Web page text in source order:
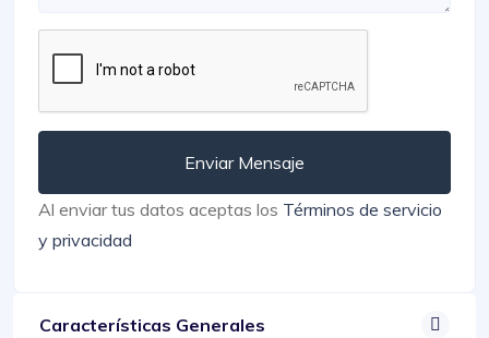
Enviar Mensaje
Al enviar tus datos aceptas los Términos de servicio
y privacidad
Características Generales